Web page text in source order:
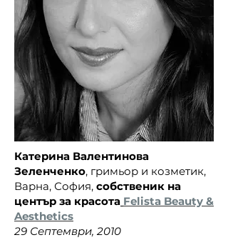
Катерина Валентинова
Зеленченко, гримьор и козметик,
Варна, София, собственик на
център за красота Felista Beauty &
Aesthetics​
29 Септември, 2010